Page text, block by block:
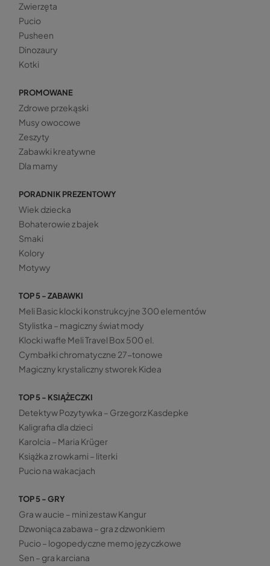
Zwierzęta
Pucio
Pusheen
Dinozaury
Kotki
PROMOWANE
Zdrowe przekąski
Musy owocowe
Zeszyty
Zabawki kreatywne
Dla mamy
PORADNIK PREZENTOWY
Wiek dziecka
Bohaterowie z bajek
Smaki
Kolory
Motywy
TOP 5 - ZABAWKI
Meli Basic klocki konstrukcyjne 300 elementów
Stylistka – magiczny świat mody
Klocki wafle Meli Travel Box 500 el.
Cymbałki chromatyczne 27-tonowe
Magiczny krystaliczny stworek Kidea
TOP 5 - KSIĄŻECZKI
Detektyw Pozytywka – Grzegorz Kasdepke
Kaligrafia dla dzieci
Karolcia – Maria Krüger
Książka z rowkami – literki
Pucio na wakacjach
TOP 5 - GRY
Gra w aucie – mini zestaw Kangur
Dzwoniąca zabawa – gra z dzwonkiem
Pucio – logopedyczne memo języczkowe
Sen – gra karciana